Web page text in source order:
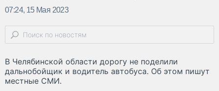
07:24, 15 Мая 2023
В Челябинской области дорогу не поделили
дальнобойщик и водитель автобуса. Об этом пишут
местные СМИ.